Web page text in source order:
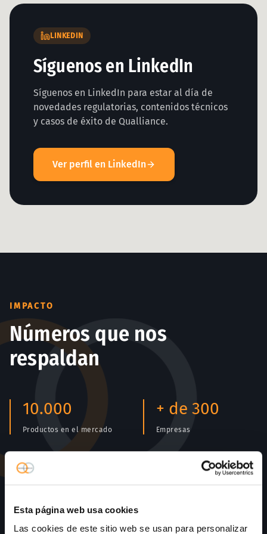
Esta página web usa cookies
Las cookies de este sitio web se usan para personalizar
LINKEDIN
Síguenos en LinkedIn
Síguenos en LinkedIn para estar al día de
novedades regulatorias, contenidos técnicos
y casos de éxito de Qualliance.
Ver perfil en LinkedIn
IMPACTO
Números que nos
respaldan
10.000
Productos en el mercado
+ de 300
Empresas
+ de 10
Años de experiencia
Internacional